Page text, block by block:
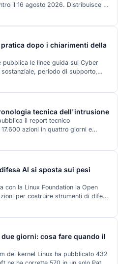
il 16 agosto 2026. Distribuisce i
lavoro, sanità,
dopo i chiarimenti della
pubblica le linee guida sul Cyber
periodo di supporto,
con 67 esempi pratici e attenzione
tecnica dell'intrusione
il report tecnico
azioni in quattro giorni e
credenziale condivisa legata a
AI si sposta sui pesi
con la Linux Foundation la Open
per costruire strumenti di difesa
al centro. L'argomento
all'appello.
giorni: cosa fare quando il
del kernel Linux ha pubblicato 432